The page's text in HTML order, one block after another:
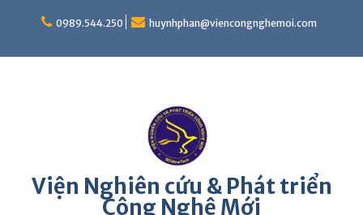
0989.544.250 huynhphan@viencongnghemoi.com
Viện Nghiên cứu & Phát triển
Công Nghệ Mới